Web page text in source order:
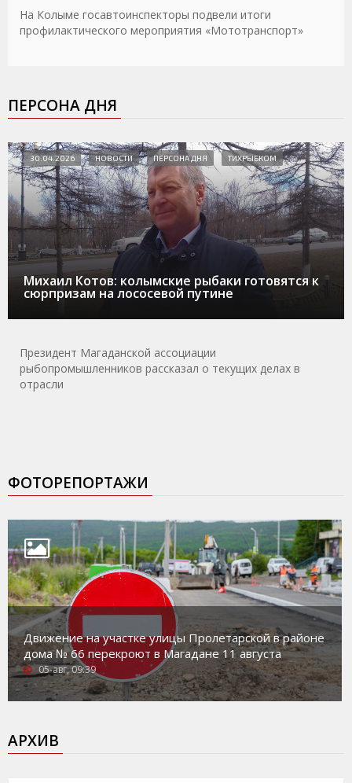
На Колыме госавтоинспекторы подвели итоги
профилактического мероприятия «Мототранспорт»
ПЕРСОНА ДНЯ
Михаил Котов: колымские рыбаки готовятся к
сюрпризам на лососевой путине
30.04.2026 НОВОСТИ ПЕРСОНА ДНЯ ТИХРЫБКОМ
Президент Магаданской ассоциации
рыбопромышленников рассказал о текущих делах в
отрасли
ФОТОРЕПОРТАЖИ
Движение на участке улицы Пролетарской в районе
дома № 66 перекроют в Магадане 11 августа
05-авг, 09:39
АРХИВ